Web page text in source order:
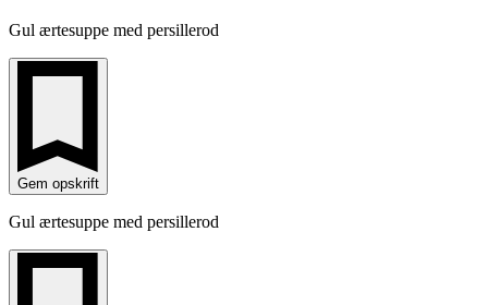
Gul ærtesuppe med persillerod
Gem opskrift
Gul ærtesuppe med persillerod